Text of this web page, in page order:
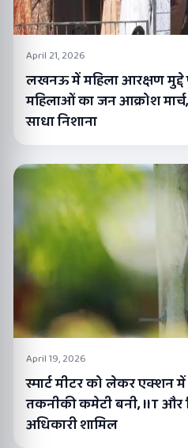
April 21, 2026
लखनऊ में महिला आरक्षण मुद्दे
महिलाओं का जन आक्रोश
साधा निशाना
April 19, 2026
स्मार्ट मीटर को लेकर एक्शन
तकनीकी कमेटी बनी, IIT और
अधिकारी शामिल